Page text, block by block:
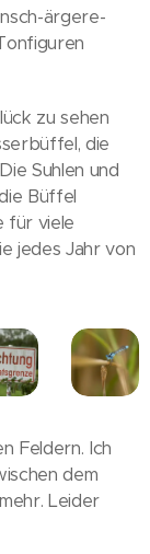
ärgere-
zu sehen
die
Suhlen und
Büffel
für viele
jedes Jahr von
Feldern. Ich
dem
Leider